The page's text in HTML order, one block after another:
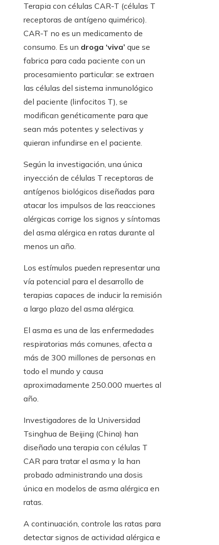
Terapia con células CAR-T (células T
receptoras de antígeno quimérico).
CAR-T no es un medicamento de
consumo. Es un droga ‘viva’ que se
fabrica para cada paciente con un
procesamiento particular: se extraen
las células del sistema inmunológico
del paciente (linfocitos T), se
modifican genéticamente para que
sean más potentes y selectivas y
quieran infundirse en el paciente.
Según la investigación, una única
inyección de células T receptoras de
antígenos biológicos diseñadas para
atacar los impulsos de las reacciones
alérgicas corrige los signos y síntomas
del asma alérgica en ratas durante al
menos un año.
Los estímulos pueden representar una
vía potencial para el desarrollo de
terapias capaces de inducir la remisión
a largo plazo del asma alérgica.
El asma es una de las enfermedades
respiratorias más comunes, afecta a
más de 300 millones de personas en
todo el mundo y causa
aproximadamente 250.000 muertes al
año.
Investigadores de la Universidad
Tsinghua de Beijing (China) han
diseñado una terapia con células T
CAR para tratar el asma y la han
probado administrando una dosis
única en modelos de asma alérgica en
ratas.
A continuación, controle las ratas para
detectar signos de actividad alérgica e